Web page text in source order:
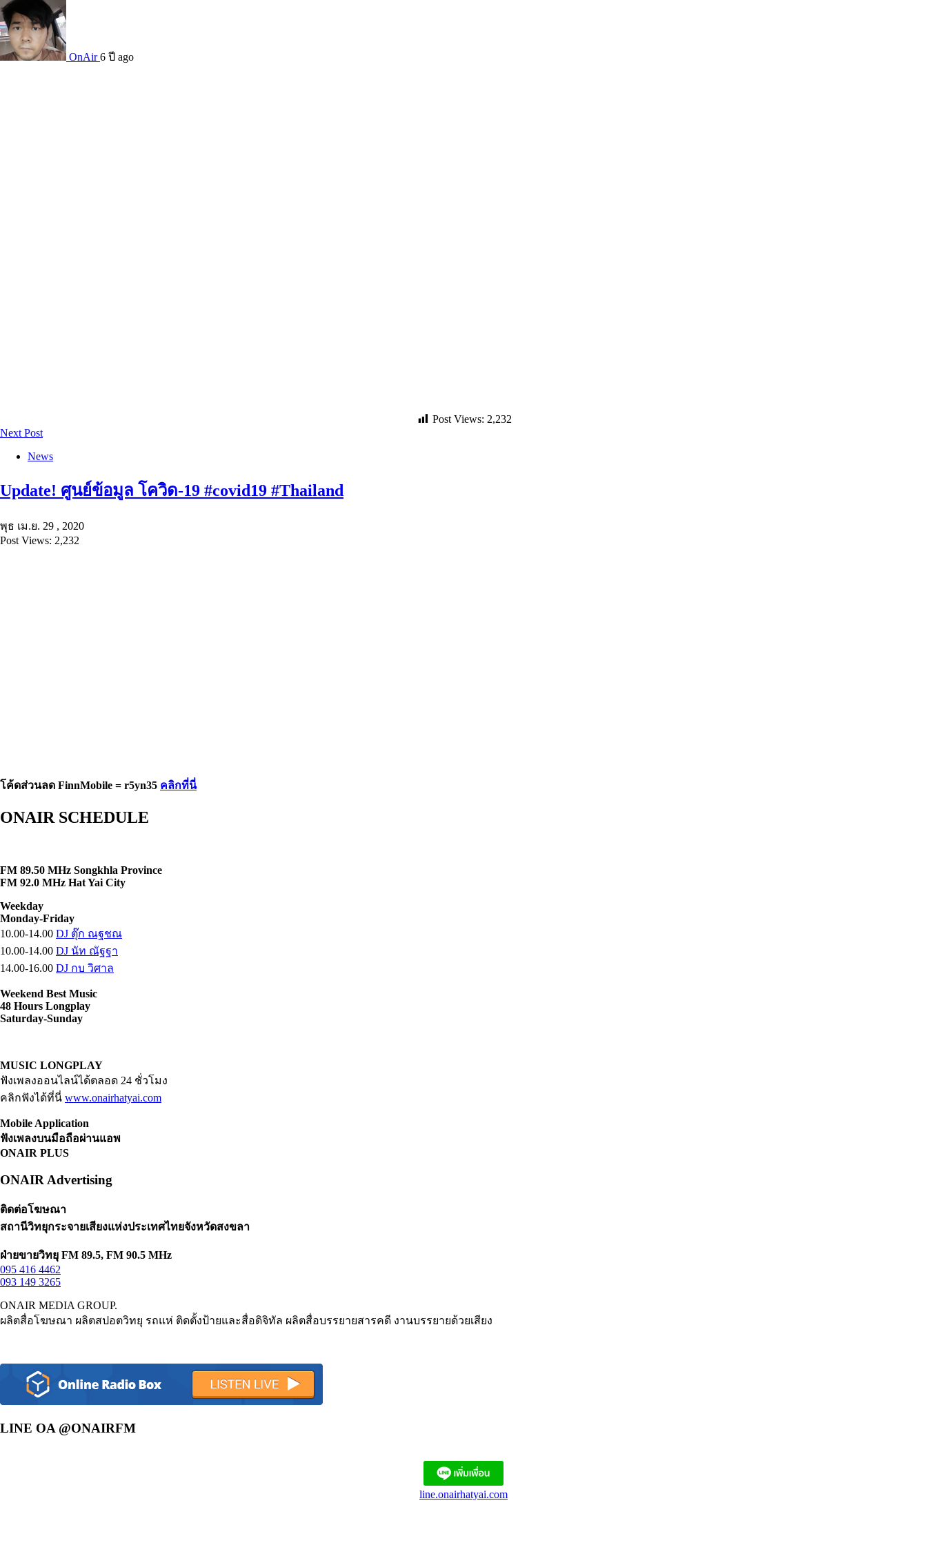
OnAir 6 ปี ago
Post Views: 2,232
Next Post
News
Update! ศูนย์ข้อมูล โควิด-19 #covid19 #Thailand
พุธ เม.ย. 29 , 2020
Post Views: 2,232
โค้ดส่วนลด FinnMobile = r5yn35 คลิกที่นี่
ONAIR SCHEDULE
FM 89.50 MHz Songkhla Province
FM 92.0 MHz Hat Yai City
Weekday
Monday-Friday
10.00-14.00 DJ ตุ๊ก ณฐชณ
10.00-14.00 DJ นัท ณัฐฐา
14.00-16.00 DJ กบ วิศาล
Weekend Best Music
48 Hours Longplay
Saturday-Sunday
MUSIC LONGPLAY
ฟังเพลงออนไลน์ได้ตลอด 24 ชั่วโมง
คลิกฟังได้ที่นี่ www.onairhatyai.com
Mobile Application
ฟังเพลงบนมือถือผ่านแอพ
ONAIR PLUS
ONAIR Advertising
ติดต่อโฆษณา
สถานีวิทยุกระจายเสียงแห่งประเทศไทยจังหวัดสงขลา
ฝ่ายขายวิทยุ FM 89.5, FM 90.5 MHz
095 416 4462
093 149 3265
ONAIR MEDIA GROUP.
ผลิตสื่อโฆษณา ผลิตสปอตวิทยุ รถแห่ ติดตั้งป้ายและสื่อดิจิทัล ผลิตสื่อบรรยายสารคดี งานบรรยายด้วยเสียง
LINE OA @ONAIRFM
line.onairhatyai.com